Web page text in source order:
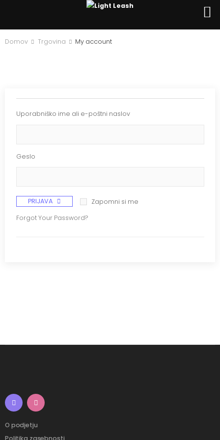
Domov Trgovina My account
Uporabniško ime ali e-poštni naslov
Geslo
Zapomni si me
PRIJAVA
Forgot Your Password?
O podjetju
Politika zasebnosti